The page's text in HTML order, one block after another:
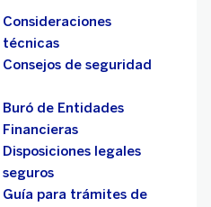
Consideraciones
técnicas
Consejos de seguridad
Buró de Entidades
Financieras
Disposiciones legales
seguros
Guía para trámites de